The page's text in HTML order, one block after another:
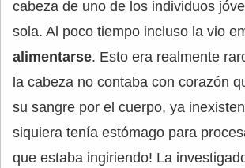
cabeza de uno de los individuos
sola. Al poco tiempo incluso la vio
alimentarse. Esto era realmente
la cabeza no contaba con corazón
su sangre por el cuerpo, ya
siquiera tenía estómago para
que estaba ingiriendo! La